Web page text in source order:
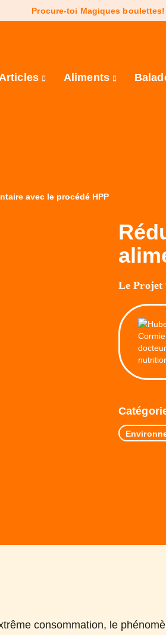
Procure-toi Magiques boulettes!
Aliments
avec le procédé HPP
Le Projet
consommation, le